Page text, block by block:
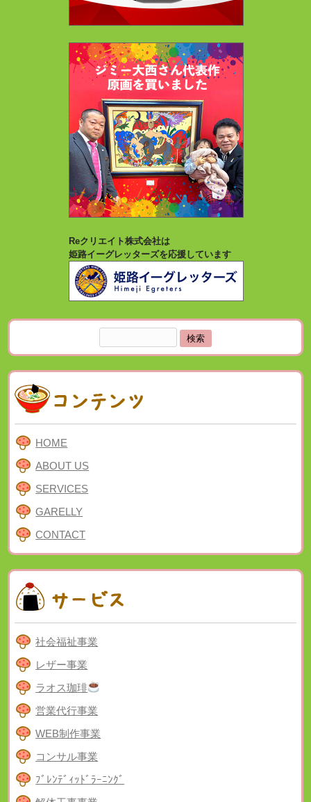
Reクリエイト株式会社は
姫路イーグレッターズを応援しています
索:
HOME
ABOUT US
SERVICES
GARELLY
CONTACT
社会福祉事業
レザー事業
ラオス珈琲
営業代行事業
WEB制作事業
コンサル事業
ﾌﾞﾚﾝﾃﾞｨｯﾄﾞﾗｰﾆﾝｸﾞ